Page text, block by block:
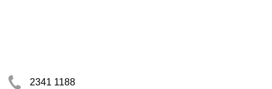
2341 1188